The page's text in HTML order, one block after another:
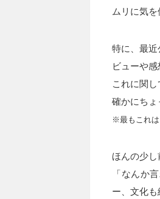
ムリに気
特に、最
ビューや
これに関し
確かにちょ
※最もこれは
ほんの少し
「なんか
ー、文化